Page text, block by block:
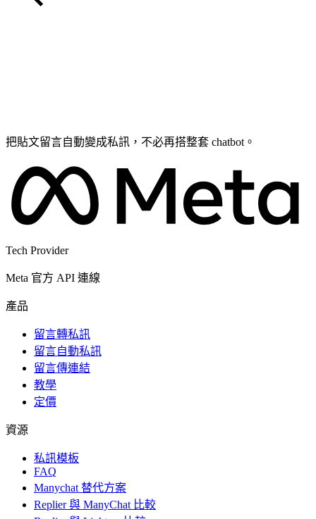
把貼文留言自動變成私訊，不必再搭整套 chatbot。
Tech Provider
Meta 官方 API 連線
產品
留言轉私訊
留言自動私訊
留言傳連結
教學
定價
資源
私訊模板
FAQ
Manychat 替代方案
Replier 與 ManyChat 比較